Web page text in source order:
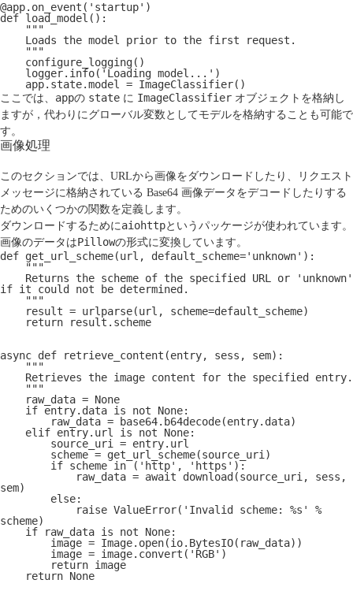
@app.on_event('startup')
def load_model():
"""
Loads the model prior to the first request.
"""
configure_logging()
logger.info('Loading model...')
app.state.model = ImageClassifier()
ここでは、 appの state に ImageClassifier オブジェクトを格納し
ますが，代わりにグローバル変数としてモデルを格納することも可能で
す。
画像処理
このセクションでは、URLから画像をダウンロードしたり、リクエスト
メッセージに格納されている Base64 画像データをデコードしたりする
ためのいくつかの関数を定義します。
ダウンロードするためにaiohttpというパッケージが使われています。
画像のデータはPillowの形式に変換しています。
def get_url_scheme(url, default_scheme='unknown'):
"""
if it could not be determined.
"""
result = urlparse(url, scheme=default_scheme)
return result.scheme
async def retrieve_content(entry, sess, sem):
"""
Retrieves the image content for the specified entry.
"""
raw_data = None
if entry.data is not None:
raw_data = base64.b64decode(entry.data)
elif entry.url is not None:
source_uri = entry.url
scheme = get_url_scheme(source_uri)
if scheme in ('http', 'https'):
sem)
else:
scheme)
if raw_data is not None:
image = Image.open(io.BytesIO(raw_data))
image = image.convert('RGB')
return image
return None